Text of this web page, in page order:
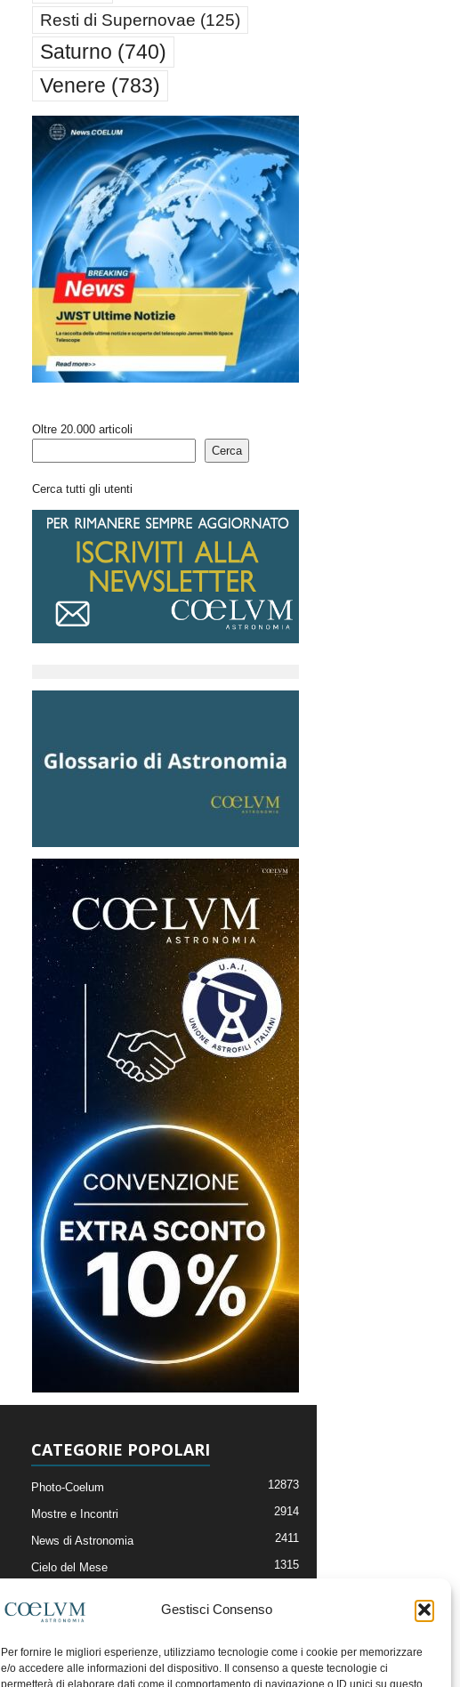
Gestisci Consenso
Per fornire le migliori esperienze, utilizziamo tecnologie come i cookie per memorizzare
e/o accedere alle informazioni del dispositivo. Il consenso a queste tecnologie ci
permetterà di elaborare dati come il comportamento di navigazione o ID unici su questo
Resti di Supernovae (125)
Saturno (740)
Venere (783)
Oltre 20.000 articoli
Cerca
Cerca tutti gli utenti
CATEGORIE POPOLARI
Photo-Coelum 12873
Mostre e Incontri 2914
News di Astronomia 2411
Cielo del Mese 1315
Articoli e Risorse On-Line
Il Blog della Redazione